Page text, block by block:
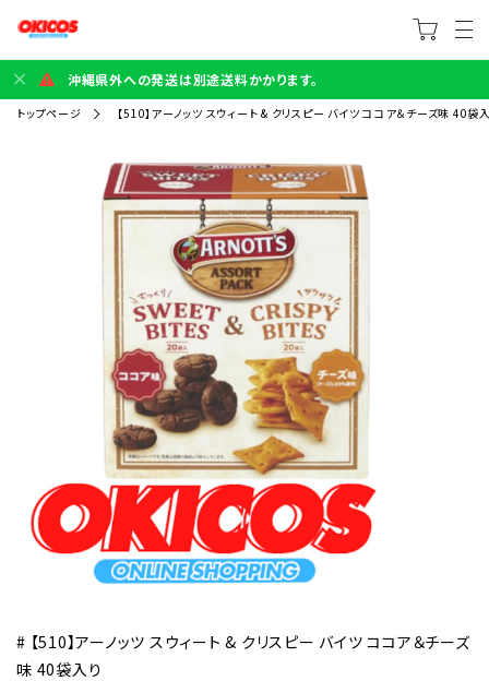
沖縄県外への発送は別途送料かかります。
トップページ 【510】アーノッツ スウィート & クリスピー バイツ ココア＆チーズ味 40袋
# 【510】アーノッツ スウィート & クリスピー バイツ ココア＆チーズ
味 40袋入り